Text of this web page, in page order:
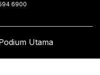
6900
Utama